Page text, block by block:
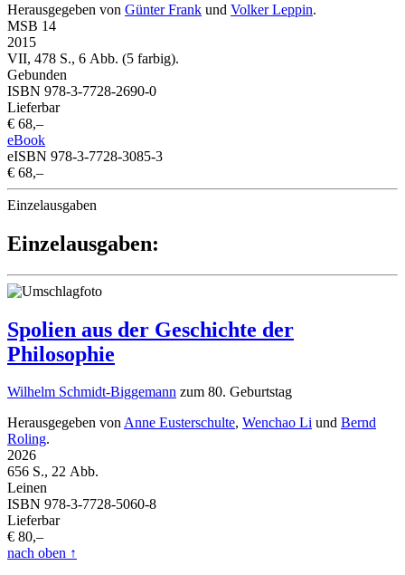
Herausgegeben von Günter Frank und Volker Leppin.
MSB 14
2015
VII, 478 S., 6 Abb. (5 farbig).
Gebunden
ISBN 978-3-7728-2690-0
Lieferbar
€ 68,–
eBook
eISBN 978-3-7728-3085-3
€ 68,–
Einzelausgaben
Einzelausgaben:
Spolien aus der Geschichte der
Philosophie
Wilhelm Schmidt-Biggemann zum 80. Geburtstag
Herausgegeben vonAnne Eusterschulte, Wenchao Li und Bernd
Roling.
2026
656 S., 22 Abb.
Leinen
ISBN 978-3-7728-5060-8
Lieferbar
€ 80,–
nach oben ↑